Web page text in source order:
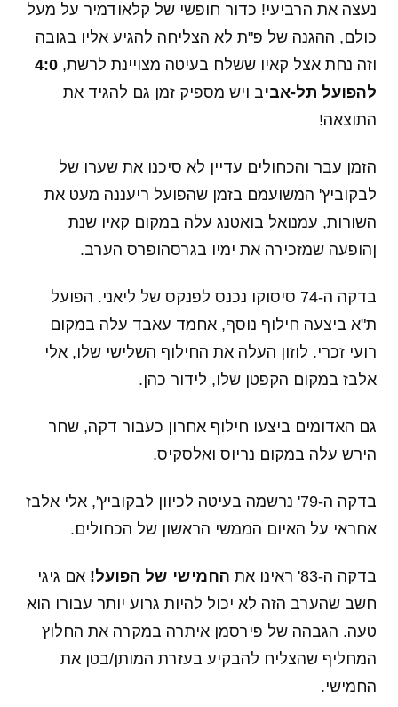
נעצה את הרביעי! כדור חופשי של קלאודמיר על מעל
כולם, ההגנה של פ"ת לא הצליחה להגיע אליו בגובה
וזה נחת אצל קאיו ששלח בעיטה מצויינת לרשת, 4:0
להפועל תל-אביב ויש מספיק זמן גם להגיד את
התוצאה!
הזמן עבר והכחולים עדיין לא סיכנו את שערו של
לבקוביץ' המשועמם בזמן שהפועל ריעננה מעט את
השורות, עמנואל בואטנג עלה במקום קאיו שנת
ןהופעה שמזכירה את ימיו בגרסהופרס הערב.
בדקה ה-74 סיסוקו נכנס לפנקס של ליאני. הפועל
ת"א ביצעה חילוף נוסף, אחמד עאבד עלה במקום
רועי זכרי. לוזון העלה את החילוף השלישי שלו, אלי
אלבז במקום הקפטן שלו, לידור כהן.
גם האדומים ביצעו חילוף אחרון כעבור דקה, שחר
הירש עלה במקום נריוס ואלסקיס.
בדקה ה-79' נרשמה בעיטה לכיוון לבקוביץ', אלי אלבז
אחראי על האיום הממשי הראשון של הכחולים.
בדקה ה-83' ראינו את החמישי של הפועל! אם גיגי
חשב שהערב הזה לא יכול להיות גרוע יותר עבורו הוא
טעה. הגבהה של פירסמן איתרה במקרה את החלוץ
המחליף שהצליח להבקיע בעזרת המותן/בטן את
החמישי.